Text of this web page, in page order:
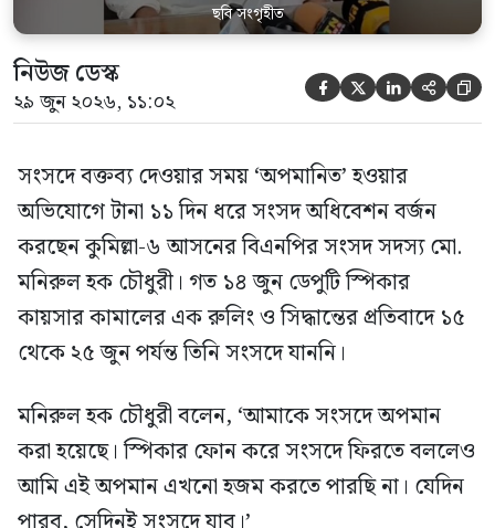
ছবি সংগৃহীত
নিউজ ডেস্ক
২৯ জুন ২০২৬, ১১:০২     
সংসদে বক্তব্য দেওয়ার সময় ‘অপমানিত’ হওয়ার
অভিযোগে টানা ১১ দিন ধরে সংসদ অধিবেশন বর্জন
করছেন কুমিল্লা-৬ আসনের বিএনপির সংসদ সদস্য মো.
মনিরুল হক চৌধুরী। গত ১৪ জুন ডেপুটি স্পিকার
কায়সার কামালের এক রুলিং ও সিদ্ধান্তের প্রতিবাদে ১৫
থেকে ২৫ জুন পর্যন্ত তিনি সংসদে যাননি।
মনিরুল হক চৌধুরী বলেন, ‘আমাকে সংসদে অপমান
করা হয়েছে। স্পিকার ফোন করে সংসদে ফিরতে বললেও
আমি এই অপমান এখনো হজম করতে পারছি না। যেদিন